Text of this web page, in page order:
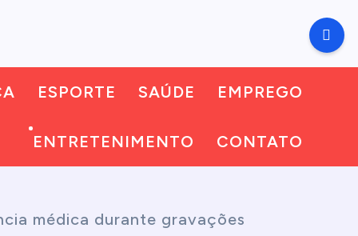
ESPORTE SAÚDE EMPREGO
ENTRETENIMENTO CONTATO
médica durante gravações